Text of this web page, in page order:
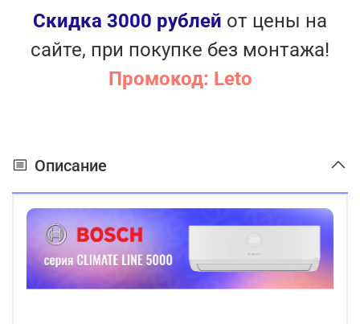
Скидка 3000 рублей от цены на
сайте, при покупке без монтажа!
Промокод: Leto
Описание